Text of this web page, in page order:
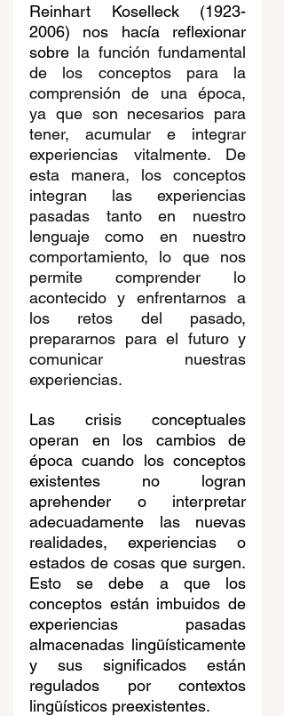
Reinhart Koselleck (1923-
2006) nos hacía reflexionar
sobre la función fundamental
de los conceptos para la
comprensión de una época,
ya que son necesarios para
tener, acumular e integrar
experiencias vitalmente. De
esta manera, los conceptos
integran las experiencias
pasadas tanto en nuestro
lenguaje como en nuestro
comportamiento, lo que nos
permite comprender lo
acontecido y enfrentarnos a
los retos del pasado,
prepararnos para el futuro y
comunicar nuestras
experiencias.
Las crisis conceptuales
operan en los cambios de
época cuando los conceptos
existentes no logran
aprehender o interpretar
adecuadamente las nuevas
realidades, experiencias o
estados de cosas que surgen.
Esto se debe a que los
conceptos están imbuidos de
experiencias pasadas
almacenadas lingüísticamente
y sus significados están
regulados por contextos
lingüísticos preexistentes.